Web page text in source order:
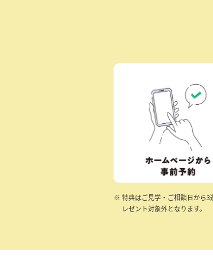
※ 特典はご見学・ご相談日から
レゼント対象外となります。